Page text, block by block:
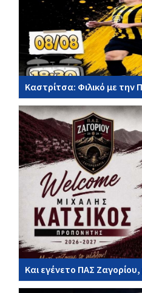
Καστρίτσα: Φιλικό με
Και εγένετο ΠΑΣ